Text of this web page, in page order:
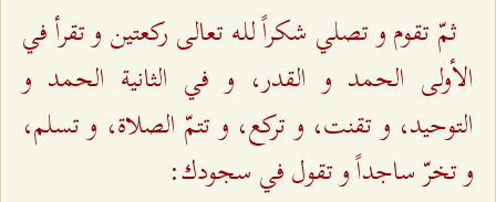
ثمّ تقوم و تصلي شكراً للـه تعالى ركعتين و تقرأ في
الأولى الحمد و القدر، و في الثانية الحمد و
التوحيد، و تقنت، و تركع، و تتمّ الصلاة، و تسلم،
و تخرّ ساجداً و تقول في سجودك: